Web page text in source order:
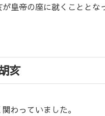
皇帝の座に就くこととな
亥
わっていました。